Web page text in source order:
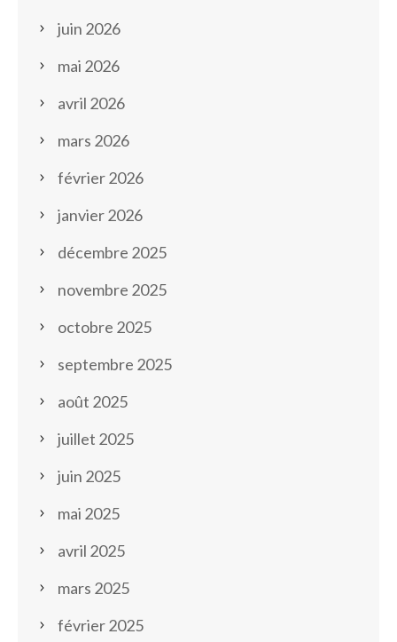
juin 2026
mai 2026
avril 2026
mars 2026
février 2026
janvier 2026
décembre 2025
novembre 2025
octobre 2025
septembre 2025
août 2025
juillet 2025
juin 2025
mai 2025
avril 2025
mars 2025
février 2025